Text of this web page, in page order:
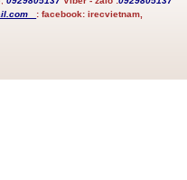
:facebook: irecvietnam,